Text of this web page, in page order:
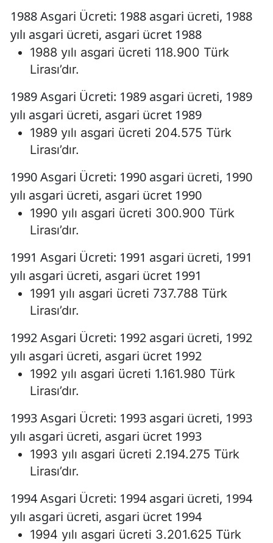
1988 Asgari Ücreti: 1988 asgari ücreti, 1988
yılı asgari ücreti, asgari ücret 1988
1988 yılı asgari ücreti 118.900 Türk
Lirası’dır.
1989 Asgari Ücreti: 1989 asgari ücreti, 1989
yılı asgari ücreti, asgari ücret 1989
1989 yılı asgari ücreti 204.575 Türk
Lirası’dır.
1990 Asgari Ücreti: 1990 asgari ücreti, 1990
yılı asgari ücreti, asgari ücret 1990
1990 yılı asgari ücreti 300.900 Türk
Lirası’dır.
1991 Asgari Ücreti: 1991 asgari ücreti, 1991
yılı asgari ücreti, asgari ücret 1991
1991 yılı asgari ücreti 737.788 Türk
Lirası’dır.
1992 Asgari Ücreti: 1992 asgari ücreti, 1992
yılı asgari ücreti, asgari ücret 1992
1992 yılı asgari ücreti 1.161.980 Türk
Lirası’dır.
1993 Asgari Ücreti: 1993 asgari ücreti, 1993
yılı asgari ücreti, asgari ücret 1993
1993 yılı asgari ücreti 2.194.275 Türk
Lirası’dır.
1994 Asgari Ücreti: 1994 asgari ücreti, 1994
yılı asgari ücreti, asgari ücret 1994
1994 yılı asgari ücreti 3.201.625 Türk